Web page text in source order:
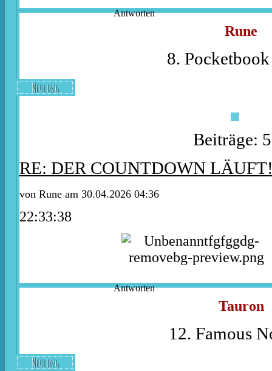
Antworten
Rune
8.
Neuling
Beiträge:
RE: DER COUNTDOWN
von Rune am 30.04.2026 04:36
22:33:38
Antworten
Tauron
12. Famous
Neuling